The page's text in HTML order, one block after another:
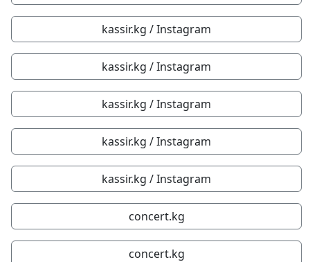
kassir.kg / Instagram
kassir.kg / Instagram
kassir.kg / Instagram
kassir.kg / Instagram
kassir.kg / Instagram
concert.kg
concert.kg